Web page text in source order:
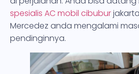
spesialis AC mobil cibubur
Mercedez anda mengalami
pendinginnya.